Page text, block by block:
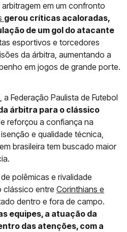
em um confronto
gerou críticas acaloradas,
de um gol do atacante
esportivos e torcedores
da árbitra, aumentando a
em jogos de grande porte.
Federação Paulista de Futebol
árbitra para o clássico
reforçou a confiança na
e qualidade técnica,
brasileira tem buscado maior
polêmicas e rivalidade
clássico entre Corinthians e
dentro e fora de campo.
equipes, a atuação da
das atenções, com a